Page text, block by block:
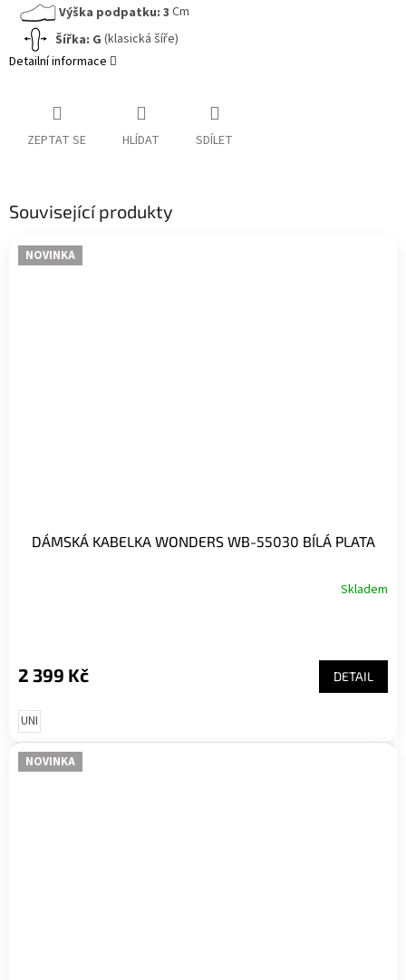
Výška podpatku: 3 Cm
Šířka: G (klasická šíře)
Detailní informace
ZEPTAT SE HLÍDAT SDÍLET
Související produkty
NOVINKA
DÁMSKÁ KABELKA WONDERS WB-55030 BÍLÁ PLATA
Skladem
2 399 Kč DETAIL
UNI
NOVINKA